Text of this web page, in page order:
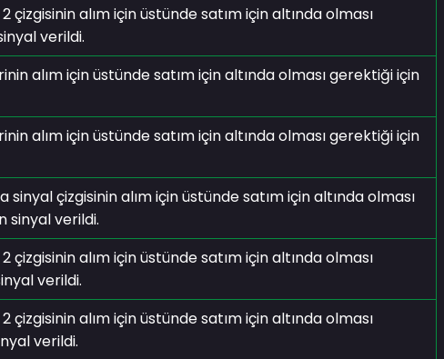
çizgisinin alım için üstünde satım için altında olması
verildi.
alım için üstünde satım için altında olması gerektiği için
alım için üstünde satım için altında olması gerektiği için
sinyal çizgisinin alım için üstünde satım için altında olması
sinyal verildi.
çizgisinin alım için üstünde satım için altında olması
verildi.
çizgisinin alım için üstünde satım için altında olması
verildi.